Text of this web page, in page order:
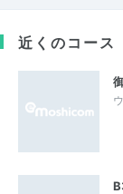
近くのコース